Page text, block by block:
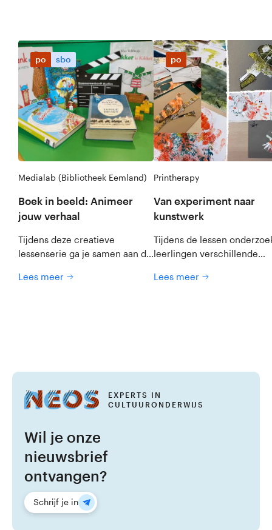
po sbo
Medialab (Bibliotheek Eemland)
Boek in beeld: Animeer
jouw verhaal
Tijdens deze creatieve
lessenserie ga je samen aan de
word je de regisseur van je
Lees meer
po
Printherapy
Van experiment naar
kunstwerk
Tijdens de lessen
leerlingen verschillende
zoals sponsen, karton,
Lees meer
EXPERTS IN
CULTUURONDERWIJS
Wil je onze
nieuwsbrief
ontvangen?
Schrijf je in